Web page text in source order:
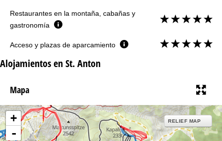
Restaurantes en la montaña, cabañas y
gastronomía
Acceso y plazas de aparcamiento
Alojamientos en St. Anton
Mapa
+
-
RELIEF MAP